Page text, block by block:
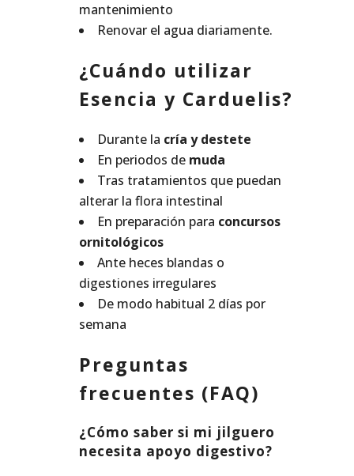
mantenimiento
Renovar el agua diariamente.
¿Cuándo utilizar
Esencia y Carduelis?
Durante la cría y destete
En periodos de muda
Tras tratamientos que puedan
alterar la flora intestinal
En preparación para concursos
ornitológicos
Ante heces blandas o
digestiones irregulares
De modo habitual 2 días por
semana
Preguntas
frecuentes (FAQ)
¿Cómo saber si mi jilguero
necesita apoyo digestivo?